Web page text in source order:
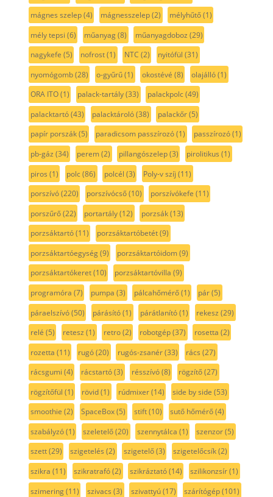
mágnes szelep(4) mágnesszelep(2) mélyhűtő(1)
mély tepsi (6) műanyag(8) műanyagdoboz (29)
nagykefe (5) nofrost(1) NTC (2) nyitófül (31)
nyomógomb(28) o-gyűrű(1) okostévé (8) olajálló(1)
ORA ITO(1) palack-tartály(33) palackpolc(49)
palacktartó(43) palacktároló(38) palackőr(5)
papír porszák(5) paradicsom passzírozó(1) passzírozó(1)
pb-gáz (34) perem(2) pillangószelep(3) pirolitikus (1)
piros (1) polc(86) polcél (3) Poly-v szíj (11)
porszívó(220) porszívócső(10) porszívókefe (11)
porszűrő(22) portartály(12) porzsák(13)
porzsáktartó(11) porzsáktartóbetét(9)
porzsáktartóegység(9) porzsáktartóidom(9)
porzsáktartókeret(10) porzsáktartóvilla (9)
programóra (7) pumpa (3) pálcahőmérő(1) pár(5)
páraelszívó(50) párásító(1) párátlanító(1) rekesz (29)
relé (5) retesz (1) retro(2) robotgép(37) rosetta (2)
rozetta (11) rugó(20) rugós-zsanér(33) rács (27)
rácsgumi (4) rácstartó(3) résszívó(8) rögzítő(27)
rögzítőfül (1) rövid(1) rúdmixer(14) side by side (53)
smoothie (2) SpaceBox(5) stift(10) sutő hőmérő(4)
szabályzó(1) szeletelő(20) szennytálca (1) szenzor(5)
szett(29) szigetelés (2) szigetelő(3) szigetelőcsík(2)
szikra (11) szikratrafó(2) szikráztató(14) szilikonzsír(1)
szimering(11) szivacs (3) szivattyú(17) szárítógép(101)